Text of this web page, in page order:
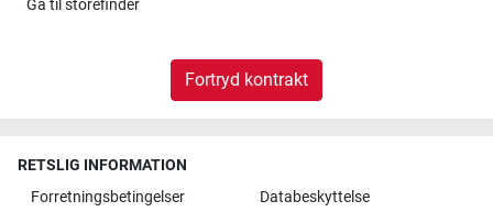
Gå til storefinder
Fortryd kontrakt
RETSLIG INFORMATION
Forretningsbetingelser
Databeskyttelse